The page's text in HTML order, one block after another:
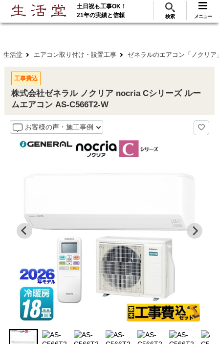
ご利用 288万･工事実績117万件! 無料見積
土日祝も工事OK！
21年の実績と信頼
検索 メニュー
生活堂 エアコン取り付け・設置工事 ゼネラルのエアコン「ノクリア
工事費込
株式会社ゼネラル ノクリア nocria Cシリーズ ルー
ムエアコン AS-C566T2-W
お客様の声・施工事例